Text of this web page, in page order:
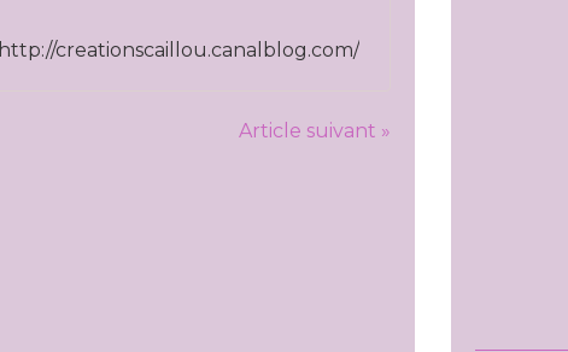
http://creationscaillou.canalblog.com/
Article suivant »